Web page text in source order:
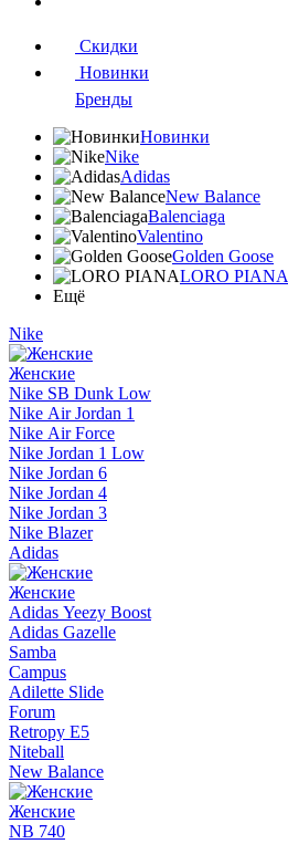
Скидки
Новинки
Бренды
Новинки
Nike
Adidas
New Balance
Balenciaga
Valentino
Golden Goose
LORO PIANA
Ещё
Nike
Женские
Nike SB Dunk Low
Nike Air Jordan 1
Nike Air Force
Nike Jordan 1 Low
Nike Jordan 6
Nike Jordan 4
Nike Jordan 3
Nike Blazer
Adidas
Женские
Adidas Yeezy Boost
Adidas Gazelle
Samba
Campus
Adilette Slide
Forum
Retropy E5
Niteball
New Balance
Женские
NB 740